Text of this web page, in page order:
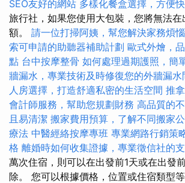
SEO友好的網站 多樣化餐盒選擇，方便
旅行社，如果您使用大包裝，您將無法
額。 請一位打掃阿姨，幫您解決家務煩惱
索可申請的助聽器補助計劃 歐式外燴，
點 台中按摩整骨 如何處理過期護照，簡
牆漏水，專業技術及時修復您的外牆漏水
人房選擇，打造舒適私密的生活空間 推
會計師服務，幫助您規劃財務 高品質的
且易清潔 搬家費用預算，了解不同搬家
療法 中醫經絡按摩專班 專業網路行銷策
格 離婚時如何收集證據，專業徵信社的
萬次住宿，則可以在出發前1天或在出發
除。 您可以根據價格，位置或住宿類型